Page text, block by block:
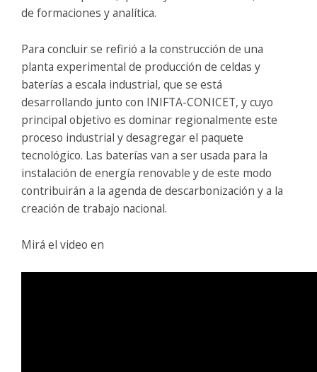
de formaciones y analítica.
Para concluir se refirió a la construcción de una
planta experimental de producción de celdas y
baterías a escala industrial, que se está
desarrollando junto con INIFTA-CONICET, y cuyo
principal objetivo es dominar regionalmente este
proceso industrial y desagregar el paquete
tecnológico. Las baterías van a ser usada para la
instalación de energía renovable y de este modo
contribuirán a la agenda de descarbonización y a la
creación de trabajo nacional.
Mirá el video en